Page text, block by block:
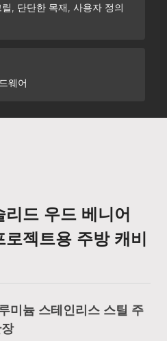
, 단단한 목재, 사용자 정의
웨어
드 우드 베니어
젝트용 주방 캐비
미늄 스테인리스 스틸 주